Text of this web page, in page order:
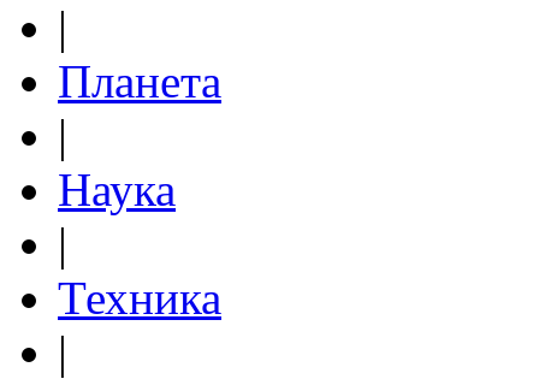
|
Планета
|
Наука
|
Техника
|